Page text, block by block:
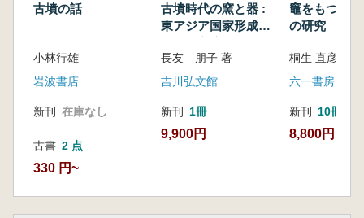
古墳の話
小林行雄
岩波書店
新刊 在庫なし
古書 2 点
330 円~
古墳時代の窯と器 :
東アジア国家形成期
長友 朋子 著
吉川弘文館
新刊 1冊
9,900円
竈をもつ竪
の研究
桐生 直彦 著
六一書房
新刊 10冊以上
8,800円